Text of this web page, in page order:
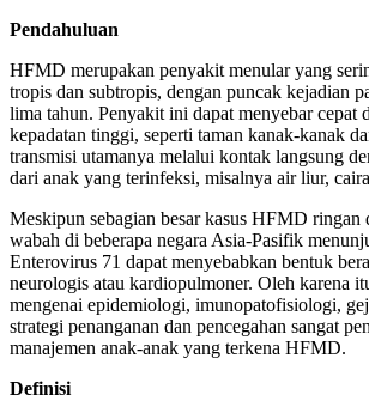
Pendahuluan
HFMD merupakan penyakit menular yang
tropis dan subtropis, dengan puncak kejadian
lima tahun. Penyakit ini dapat menyebar cepat
kepadatan tinggi, seperti taman kanak-kanak
transmisi utamanya melalui kontak langsung
dari anak yang terinfeksi, misalnya air liur,
Meskipun sebagian besar kasus HFMD ringan
wabah di beberapa negara Asia-Pasifik
Enterovirus 71 dapat menyebabkan bentuk
neurologis atau kardiopulmoner. Oleh karena
mengenai epidemiologi, imunopatofisiologi,
strategi penanganan dan pencegahan sangat
manajemen anak-anak yang terkena HFMD.
Definisi